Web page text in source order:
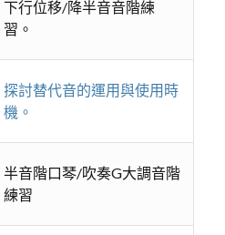
下行位移/降半音音階練
習。
探討替代音的運用與使用時
機。
半音階口琴/吹奏G大調音階
練習